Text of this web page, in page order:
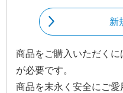
新
商品をご購入いただく
が必要です。
商品を末永く安全にご